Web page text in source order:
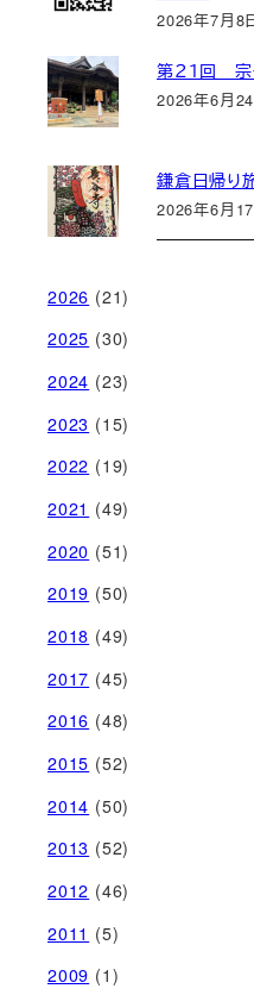
2026年7月8
第２１回
2026年6月
鎌倉日帰り
2026年6月
2026 (21)
2025 (30)
2024 (23)
2023 (15)
2022 (19)
2021 (49)
2020 (51)
2019 (50)
2018 (49)
2017 (45)
2016 (48)
2015 (52)
2014 (50)
2013 (52)
2012 (46)
2011 (5)
2009 (1)